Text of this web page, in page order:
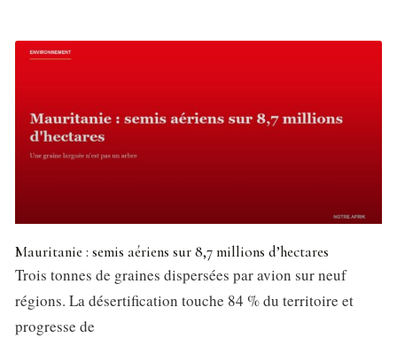
Mauritanie : semis aériens sur 8,7 millions d’hectares
Trois tonnes de graines dispersées par avion sur neuf
régions. La désertification touche 84 % du territoire et
progresse de